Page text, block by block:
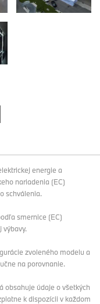
energie a
nariadenia (EC)
schválenia.
smernice (EC)
výbavy.
zvoleného modelu a
na porovnanie.
obsahuje údaje o všetkých
k dispozícii v každom